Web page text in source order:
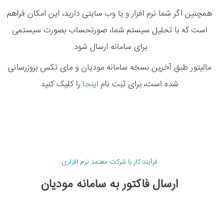
همچنین اگر شما نرم افزار و یا وب سایتی دارید، این امکان فراهم
است که با تحلیل سیستم شما، صورتحساب بصورت سیستمی
برای سامانه ارسال شود.
مالیتور طبق آخرین نسخه سامانه مودیان و مای تکس بروزرسانی
شده است، برای ثبت نام اینجا را کلیک کنید
فرآیند کار با شرکت معتمد نرم افزاری
ارسال فاکتور به سامانه مودیان